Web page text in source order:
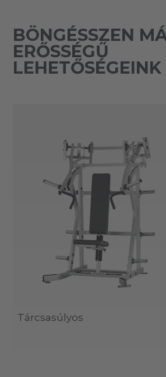
BÖNGÉSSZEN
ERŐSSÉGŰ
Tárcsasúlyos